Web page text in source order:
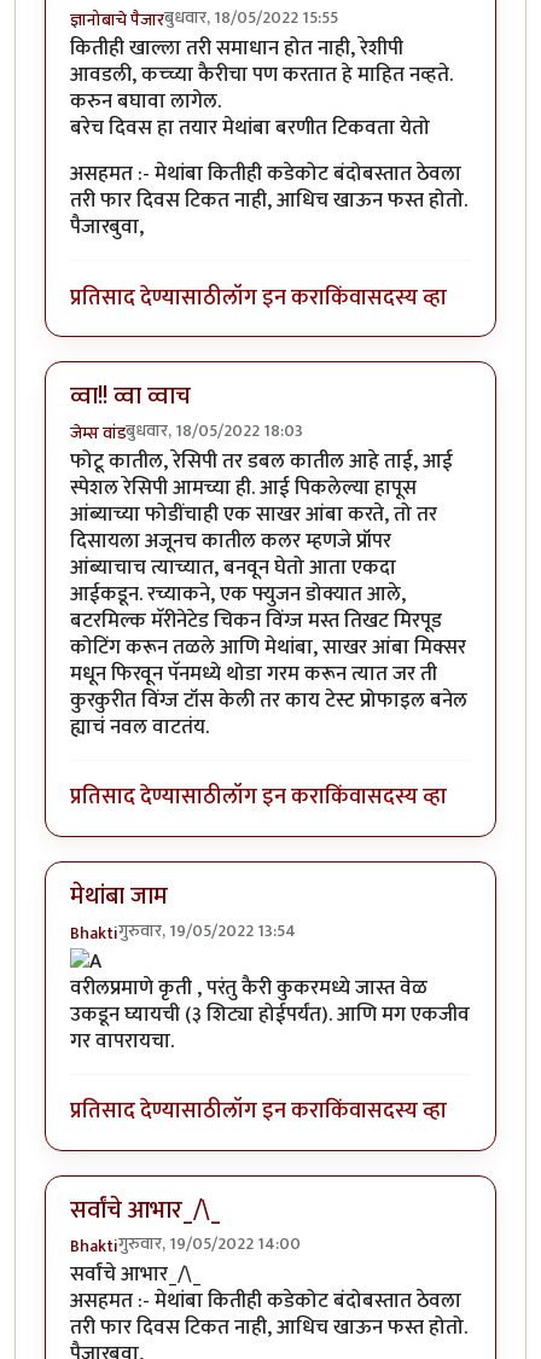
ज्ञानोबाचे पैजारबुधवार, 18/05/2022 15:55
कितीही खाल्ला तरी समाधान होत नाही, रेशीपी
आवडली, कच्च्या कैरीचा पण करतात हे माहित नव्हते.
करुन बघावा लागेल.
बरेच दिवस हा तयार मेथांबा बरणीत टिकवता येतो
असहमत :- मेथांबा कितीही कडेकोट बंदोबस्तात ठेवला
तरी फार दिवस टिकत नाही, आधिच खाऊन फस्त होतो.
पैजारबुवा,
प्रतिसाद देण्यासाठीलॉग इन कराकिंवासदस्य व्हा
व्वा!! व्वा व्वाच
जेम्स वांडबुधवार, 18/05/2022 18:03
फोटू कातील, रेसिपी तर डबल कातील आहे ताई, आई
स्पेशल रेसिपी आमच्या ही. आई पिकलेल्या हापूस
आंब्याच्या फोडींचाही एक साखर आंबा करते, तो तर
दिसायला अजूनच कातील कलर म्हणजे प्रॉपर
आंब्याचाच त्याच्यात, बनवून घेतो आता एकदा
आईकडून. रच्याकने, एक फ्युजन डोक्यात आले,
बटरमिल्क मॅरीनेटेड चिकन विंग्ज मस्त तिखट मिरपूड
कोटिंग करून तळले आणि मेथांबा, साखर आंबा मिक्सर
मधून फिरवून पॅनमध्ये थोडा गरम करून त्यात जर ती
कुरकुरीत विंग्ज टॉस केली तर काय टेस्ट प्रोफाइल बनेल
ह्याचं नवल वाटतंय.
प्रतिसाद देण्यासाठीलॉग इन कराकिंवासदस्य व्हा
मेथांबा जाम
Bhaktiगुरुवार, 19/05/2022 13:54
वरीलप्रमाणे कृती , परंतु कैरी कुकरमध्ये जास्त वेळ
उकडून घ्यायची (३ शिट्या होईपर्यंत). आणि मग एकजीव
गर वापरायचा.
प्रतिसाद देण्यासाठीलॉग इन कराकिंवासदस्य व्हा
सर्वांचे आभार_/\_
Bhaktiगुरुवार, 19/05/2022 14:00
सर्वांचे आभार_/\_
असहमत :- मेथांबा कितीही कडेकोट बंदोबस्तात ठेवला
तरी फार दिवस टिकत नाही, आधिच खाऊन फस्त होतो.